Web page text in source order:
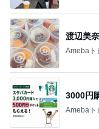
渡辺美
Amebaト
3000円
Amebaト